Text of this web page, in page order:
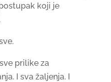
koji je
prilike za
I sva žaljenja. I